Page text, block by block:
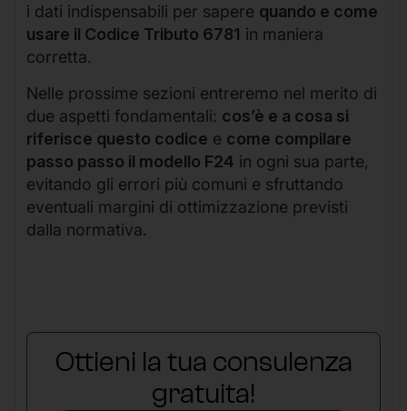
i dati indispensabili per sapere quando e come
usare il Codice Tributo 6781 in maniera
corretta.
Nelle prossime sezioni entreremo nel merito di
due aspetti fondamentali: cos’è e a cosa si
riferisce questo codice e come compilare
passo passo il modello F24 in ogni sua parte,
evitando gli errori più comuni e sfruttando
eventuali margini di ottimizzazione previsti
dalla normativa.
Ottieni la tua consulenza
gratuita!